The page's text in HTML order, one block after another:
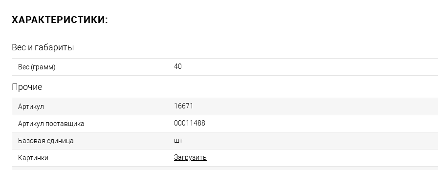
ХАРАКТЕРИСТИКИ:
Вес и габариты
Вес (грамм) 40
Прочие
Артикул 16671
Артикул поставщика 00011488
Базовая единица шт
Картинки Загрузить